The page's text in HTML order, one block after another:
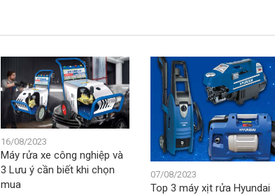
16/08/2023
Máy rửa xe công nghiệp và
3 Lưu ý cần biết khi chọn
mua
07/08/2023
Top 3 máy xịt rửa Hyundai